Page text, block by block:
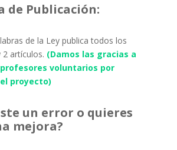
de Publicación:
de la Ley publica todos los
artículos. (Damos las gracias a
voluntarios por
proyecto)
un error o quieres
mejora?